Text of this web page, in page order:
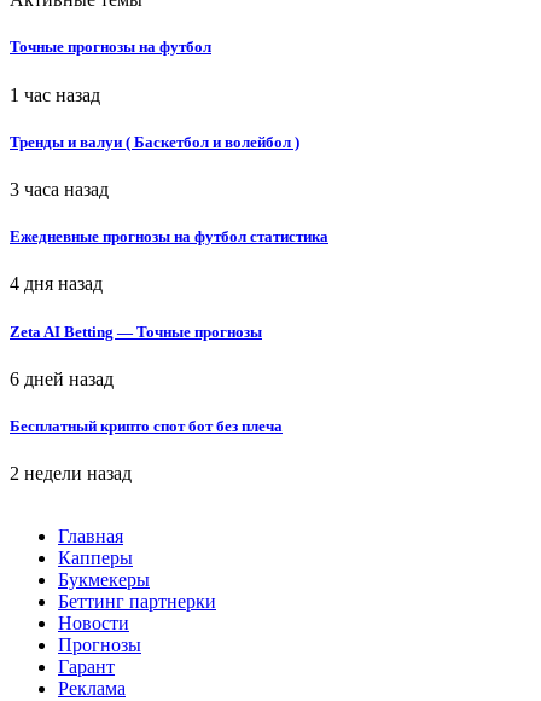
Точные прогнозы на футбол
1 час назад
Тренды и валуи ( Баскетбол и волейбол )
3 часа назад
Ежедневные прогнозы на футбол статистика
4 дня назад
Zeta AI Betting — Точные прогнозы
6 дней назад
Бесплатный крипто спот бот без плеча
2 недели назад
Главная
Капперы
Букмекеры
Беттинг партнерки
Новости
Прогнозы
Гарант
Реклама